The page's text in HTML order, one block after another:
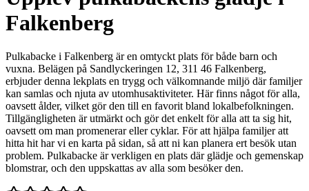
Falkenberg
Pulkabacke i Falkenberg är en omtyckt plats för både barn och
vuxna. Belägen på Sandlyckeringen 12, 311 46 Falkenberg,
erbjuder denna lekplats en trygg och välkomnande miljö där familjer
kan samlas och njuta av utomhusaktiviteter. Här finns något för alla,
oavsett ålder, vilket gör den till en favorit bland lokalbefolkningen.
Tillgängligheten är utmärkt och gör det enkelt för alla att ta sig hit,
oavsett om man promenerar eller cyklar. För att hjälpa familjer att
hitta hit har vi en karta på sidan, så att ni kan planera ert besök utan
problem. Pulkabacke är verkligen en plats där glädje och gemenskap
blomstrar, och den uppskattas av alla som besöker den.